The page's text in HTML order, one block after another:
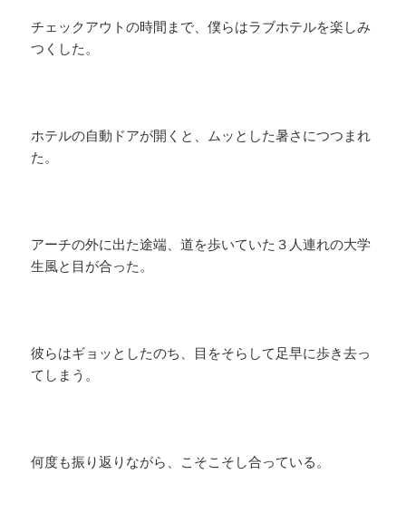
チェックアウトの時間まで、僕らはラブホテルを楽しみ
つくした。
ホテルの自動ドアが開くと、ムッとした暑さにつつまれ
た。
アーチの外に出た途端、道を歩いていた３人連れの大学
生風と目が合った。
彼らはギョッとしたのち、目をそらして足早に歩き去っ
てしまう。
何度も振り返りながら、こそこそし合っている。